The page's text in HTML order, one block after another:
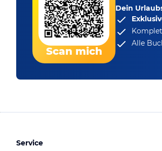
Scan mich
Dein
Alle
Service